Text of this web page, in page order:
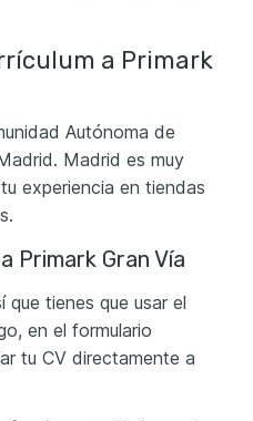
a Primark
Autónoma de
Madrid es muy
experiencia en tiendas
Primark Gran Vía
tienes que usar el
en el formulario
tu CV directamente a